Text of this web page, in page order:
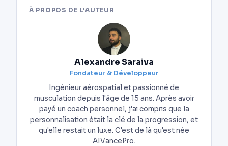
À PROPOS DE L'AUTEUR
Alexandre Saraiva
Fondateur & Développeur
Ingénieur aérospatial et passionné de
musculation depuis l'âge de 15 ans. Après avoir
payé un coach personnel, j'ai compris que la
personnalisation était la clé de la progression, et
qu'elle restait un luxe. C'est de là qu'est née
AIVancePro.